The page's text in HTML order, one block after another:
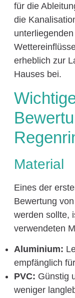
für die
die
erheblich zur
Hauses bei.
Material
Eines der
Bewertung
werden sollte,
verwendeten
Aluminium:
empfänglich
PVC: Günstig
weniger